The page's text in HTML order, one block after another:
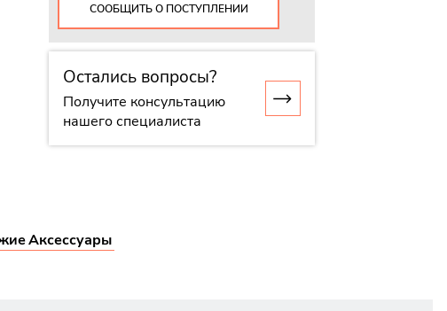
СООБЩИТЬ О ПОСТУПЛЕНИИ
Остались вопросы?
Получите консультацию
нашего специалиста
Аксессуары